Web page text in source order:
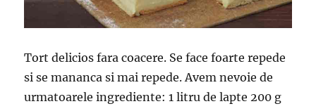
Tort delicios fara coacere. Se face foarte repede
si se mananca si mai repede. Avem nevoie de
urmatoarele ingrediente: 1 litru de lapte 200 g